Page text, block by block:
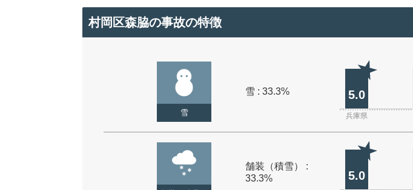
村岡区森脇の事故の特徴
雪
雪 : 33.3% 5.0
兵庫県
舗装（積雪） :
33.3%
5.0